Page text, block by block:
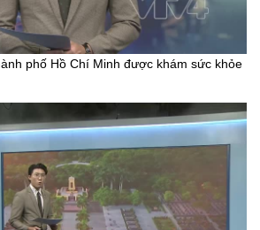
phố Hồ Chí Minh được khám sức khỏe